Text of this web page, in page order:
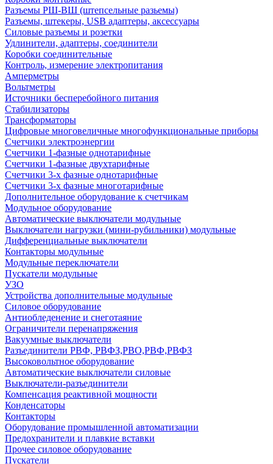
Разъемы РШ-ВШ (штепсельные разьемы)
Разъемы, штекеры, USB адаптеры, аксессуары
Силовые разъемы и розетки
Удлинители, адаптеры, соединители
Коробки соединительные
Контроль, измерение электропитания
Амперметры
Вольтметры
Источники бесперебойного питания
Стабилизаторы
Трансформаторы
Цифровые многовеличные многофункциональные приборы
Счетчики электроэнергии
Счетчики 1-фазные однотарифные
Счетчики 1-фазные двухтарифные
Счетчики 3-х фазные однотарифные
Счетчики 3-х фазные многотарифные
Дополнительное оборудование к счетчикам
Модульное оборудование
Автоматические выключатели модульные
Выключатели нагрузки (мини-рубильники) модульные
Дифференциальные выключатели
Контакторы модульные
Модульные переключатели
Пускатели модульные
УЗО
Устройства дополнительные модульные
Силовое оборудование
Антиобледенение и снеготаяние
Ограничители перенапряжения
Вакуумные выключатели
Разъединители РВФ, РВФЗ,РВО,РВФ,РВФЗ
Высоковольтное оборудование
Автоматические выключатели cиловые
Выключатели-разъединители
Компенсация реактивной мощности
Конденсаторы
Контакторы
Оборудование промышленной автоматизации
Предохранители и плавкие вставки
Прочее силовое оборудование
Пускатели